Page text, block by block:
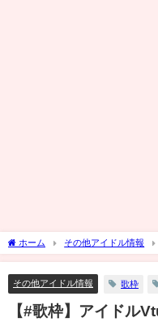
ホーム その他アイドル情報
フェス歌枠！✨ #りあライブ【#宇推
その他アイドル情報 歌枠
【#歌枠】アイドル